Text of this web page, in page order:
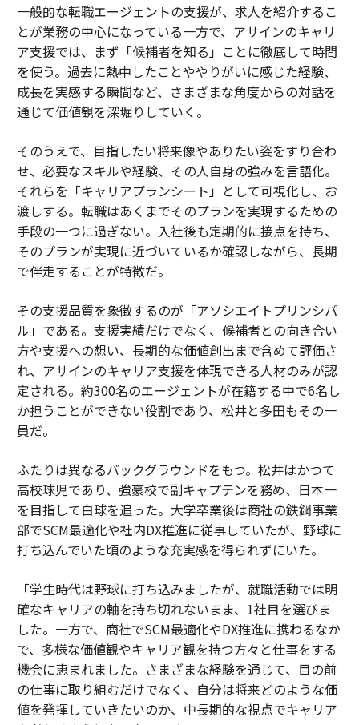
一般的な転職エージェントの支援が、求人を紹介するこ
とが業務の中心になっている一方で、アサインのキャリ
ア支援では、まず「候補者を知る」ことに徹底して時間
を使う。過去に熱中したことややりがいに感じた経験、
成長を実感する瞬間など、さまざまな角度からの対話を
通じて価値観を深堀りしていく。
そのうえで、目指したい将来像やありたい姿をすり合わ
せ、必要なスキルや経験、その人自身の強みを言語化。
それらを「キャリアプランシート」として可視化し、お
渡しする。転職はあくまでそのプランを実現するための
手段の一つに過ぎない。入社後も定期的に接点を持ち、
そのプランが実現に近づいているか確認しながら、長期
で伴走することが特徴だ。
その支援品質を象徴するのが「アソシエイトプリンシパ
ル」である。支援実績だけでなく、候補者との向き合い
方や支援への想い、長期的な価値創出まで含めて評価さ
れ、アサインのキャリア支援を体現できる人材のみが認
定される。約300名のエージェントが在籍する中で6名し
か担うことができない役割であり、松井と多田もその一
員だ。
ふたりは異なるバックグラウンドをもつ。松井はかつて
高校球児であり、強豪校で副キャプテンを務め、日本一
を目指して白球を追った。大学卒業後は商社の鉄鋼事業
部でSCM最適化や社内DX推進に従事していたが、野球に
打ち込んでいた頃のような充実感を得られずにいた。
「学生時代は野球に打ち込みましたが、就職活動では明
確なキャリアの軸を持ち切れないまま、1社目を選びま
した。一方で、商社でSCM最適化やDX推進に携わるなか
で、多様な価値観やキャリア観を持つ方々と仕事をする
機会に恵まれました。さまざまな経験を通じて、目の前
の仕事に取り組むだけでなく、自分は将来どのような価
値を発揮していきたいのか、中長期的な視点でキャリア